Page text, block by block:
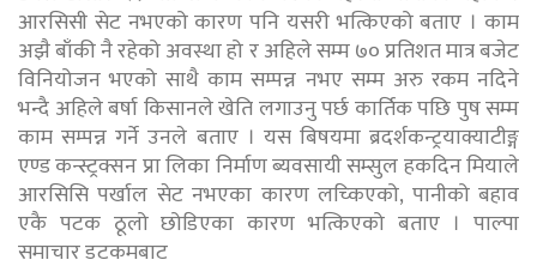
आरसिसी सेट नभएको कारण पनि यसरी भत्किएको बताए । काम
अझै बाँकी नै रहेको अवस्था हो र अहिले सम्म ७० प्रतिशत मात्र बजेट
विनियोजन भएको साथै काम सम्पन्न नभए सम्म अरु रकम नदिने
भन्दै अहिले बर्षा किसानले खेति लगाउनु पर्छ कार्तिक पछि पुष सम्म
काम सम्पन्न गर्ने उनले बताए । यस बिषयमा ब्रदर्शकन्ट्रयाक्याटीङ्ग
एण्ड कन्स्ट्रक्सन प्रा लिका निर्माण ब्यवसायी सम्सुल हकदिन मियाले
आरसिसि पर्खाल सेट नभएका कारण लच्किएको, पानीको बहाव
एकै पटक ठूलो छोडिएका कारण भत्किएको बताए । पाल्पा
समाचार डटकमबाट